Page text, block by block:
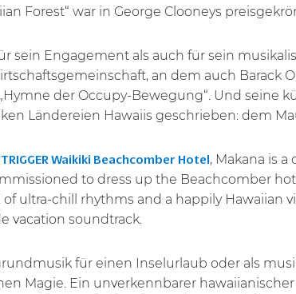
Forest“ war in George Clooneys
sein Engagement als auch für sein
an dem auch Barack
der Occupy-Bewegung“. Und seine
Ländereien Hawaiis geschrieben: dem
Waikiki Beachcomber Hotel, Makana is
to dress up the Beachcomber
of ultra-chill rhythms and a happily Hawaiian
vacation soundtrack.
für einen Inselurlaub oder als
Magie. Ein unverkennbarer